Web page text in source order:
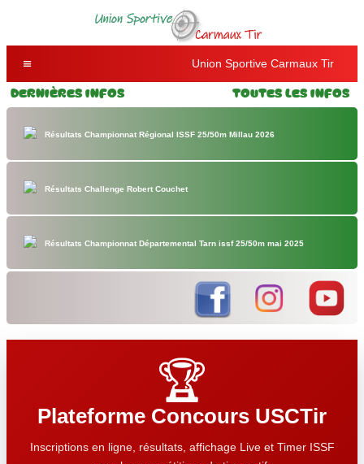
Union Sportive Carmaux Tir
Dernières Infos Toutes les Infos
Résultats Championnat Régional ISSF 25/50m Millau 2026
Résultats Challenge Robert Couchet
Résultats Championnat Départemental Tarn issf 25/50m mai 2025
🏆
Plateforme Concours USCTir
Inscriptions en ligne, résultats, affichage Live et Timer ISSF